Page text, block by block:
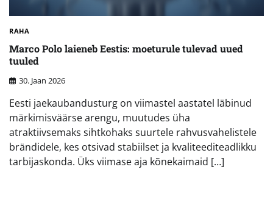
RAHA
Marco Polo laieneb Eestis: moeturule tulevad uued
tuuled
30. Jaan 2026
Eesti jaekaubandusturg on viimastel aastatel läbinud
märkimisväärse arengu, muutudes üha
atraktiivsemaks sihtkohaks suurtele rahvusvahelistele
brändidele, kes otsivad stabiilset ja kvaliteediteadlikku
tarbijaskonda. Üks viimase aja kõnekaimaid […]